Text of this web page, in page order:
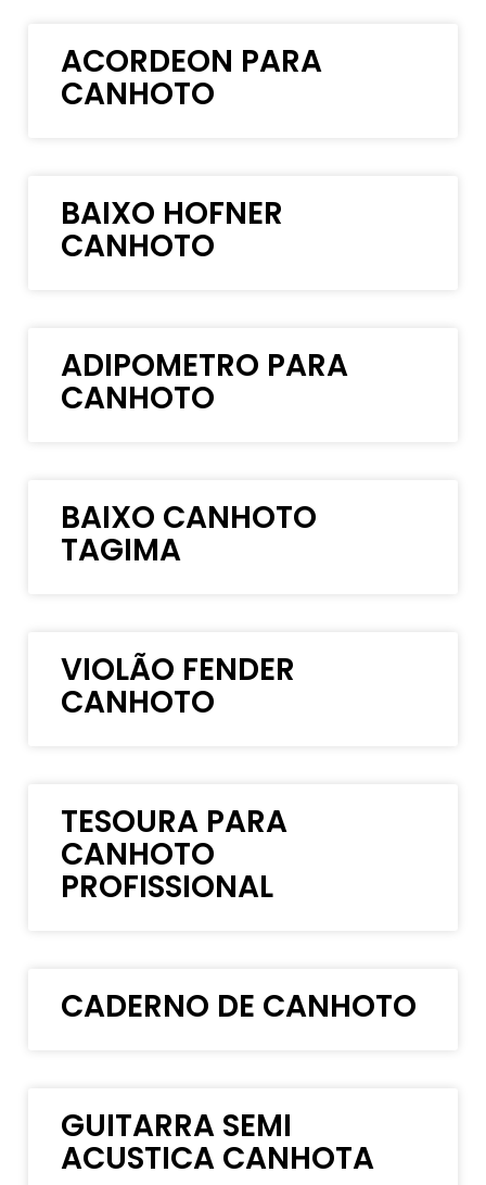
ACORDEON PARA
CANHOTO
BAIXO HOFNER
CANHOTO
ADIPOMETRO PARA
CANHOTO
BAIXO CANHOTO
TAGIMA
VIOLÃO FENDER
CANHOTO
TESOURA PARA
CANHOTO
PROFISSIONAL
CADERNO DE CANHOTO
GUITARRA SEMI
ACUSTICA CANHOTA